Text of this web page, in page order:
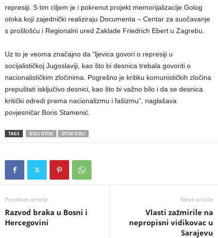
represiji. S tim ciljem je i pokrenut projekt memorijalizacije Golog
otoka koji zajednički realiziraju Documenta – Centar za suočavanje
s prošlošću i Regionalni ured Zaklade Friedrich Ebert u Zagrebu.
Uz to je veoma značajno da “ljevica govori o represiji u
socijalističkoj Jugoslaviji, kao što bi desnica trebala govoriti o
nacionalističkim zločinima. Pogrešno je kritiku komunističkih zločina
prepuštati isključivo desnici, kao što bi važno bilo i da se desnica
kritički odredi prema nacionalizmu i fašizmu”, naglašava
povjesničar Boris Stamenić.
TAGS GOLI OTOK OTOK GOLI
Previous article
Razvod braka u Bosni i
Hercegovini
Next article
Vlasti zažmirile na
nepropisni vidikovac u
Sarajevu